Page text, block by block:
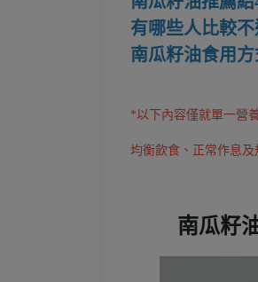
有哪些人比較
南瓜籽油食用
*以下內容僅就單一營
均衡飲食、正常作息
南瓜籽